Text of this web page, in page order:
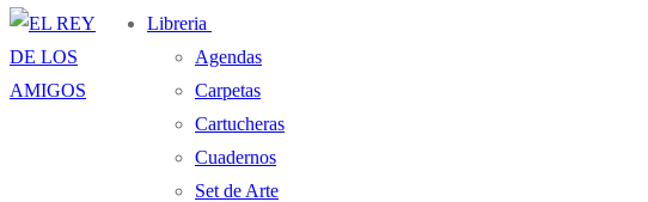
Libreria
Agendas
Carpetas
Cartucheras
Cuadernos
Set de Arte